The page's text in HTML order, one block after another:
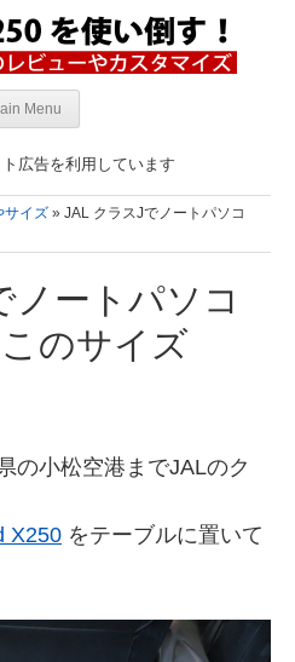
Menu
広告を利用しています
サイズ » JAL クラスJでノートパソコ
ノートパソコ
のサイズ
の小松空港までJALのク
X250 をテーブルに置いて